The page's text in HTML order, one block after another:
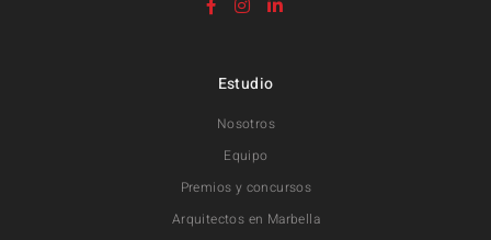
Estudio
Nosotros
Equipo
Premios y concursos
Arquitectos en Marbella